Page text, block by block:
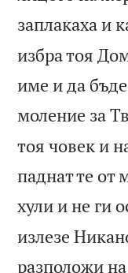
заплакаха и
избра тоя
име и да
моление за
тоя човек и
паднат те от
хули и не ги
излезе
разположи